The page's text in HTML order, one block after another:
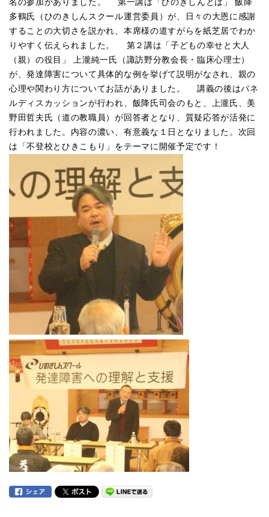
名の参加がありました。 第一講は「ひのきしんとは」 飯降
多鶴氏（ひのきしんスクール運営委員）が、日々の大恩に感謝
することの大切さを説かれ、本席様の道すがらを紙芝居でわか
りやすく伝えられました。 第２講は「子どもの幸せと大人
（親）の役目」 上瀧純一氏（諏訪野分教会長・臨床心理士）
が、発達障害について具体的な例を挙げて説明がなされ、親の
心理や関わり方についてお話がありました。 講義の後はパネ
ルディスカッションが行われ、飯降氏司会のもと、上瀧氏、美
野田哲夫氏（道の教職員）が回答者となり、質疑応答が活発に
行われました。内容の濃い、有意義な１日となりました。次回
は「不登校とひきこもり」をテーマに開催予定です！